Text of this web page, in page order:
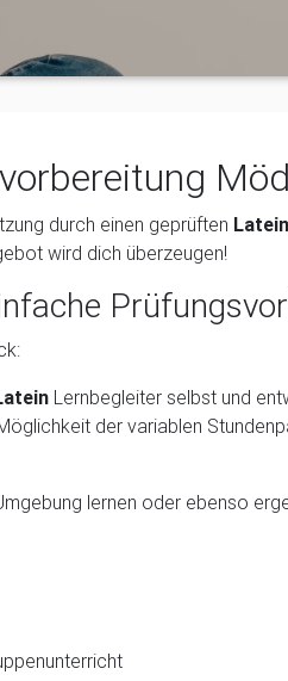
durch einen geprüften Latein
wird dich überzeugen!
Lernbegleiter selbst und
der variablen
lernen oder ebenso